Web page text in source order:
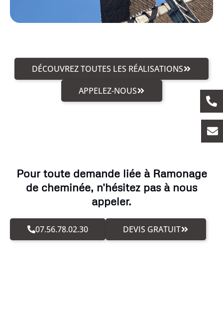
DÉCOUVREZ TOUTES LES RÉALISATIONS
APPELEZ-NOUS
Pour toute demande liée à Ramonage
de cheminée, n'hésitez pas à nous
appeler.
07.56.78.02.30 DEVIS GRATUIT